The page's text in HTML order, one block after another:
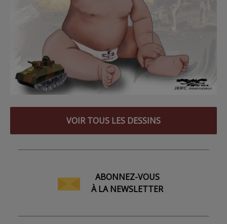
VOIR TOUS LES DESSINS
ABONNEZ-VOUS
À LA NEWSLETTER